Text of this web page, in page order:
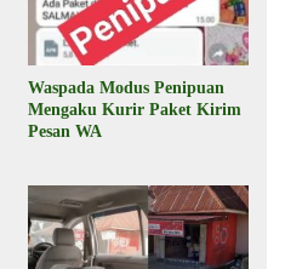
Waspada Modus Penipuan
Mengaku Kurir Paket Kirim
Pesan WA